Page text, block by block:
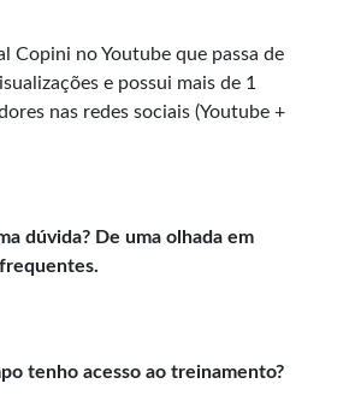
Copini no Youtube que passa de
e possui mais de 1
nas redes sociais (Youtube +
dúvida? De uma olhada em
tenho acesso ao treinamento?